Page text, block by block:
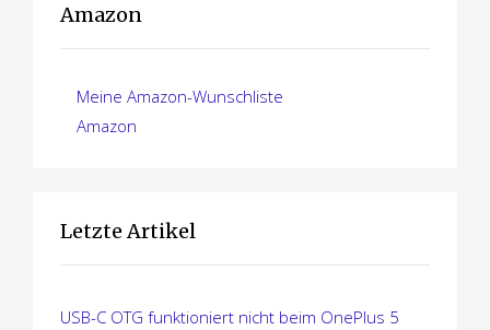
m
m
Amazon
Meine Amazon-Wunschliste
Amazon
Letzte Artikel
USB-C OTG funktioniert nicht beim OnePlus 5